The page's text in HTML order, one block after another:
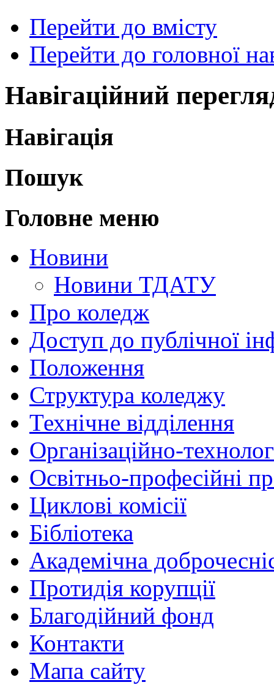
Перейти до вмісту
Перейти до головної
Навігаційний
Навігація
Пошук
Головне меню
Новини
Новини ТДАТУ
Про коледж
Доступ до публічної
Положення
Структура коледжу
Технічне відділення
Організаційно-
Освітньо-професійні
Циклові комісії
Бібліотека
Академічна
Протидія корупції
Благодійний фонд
Контакти
Мапа сайту